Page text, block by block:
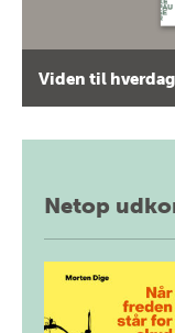
Viden til
Netop